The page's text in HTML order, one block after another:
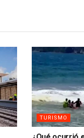
TURISMO